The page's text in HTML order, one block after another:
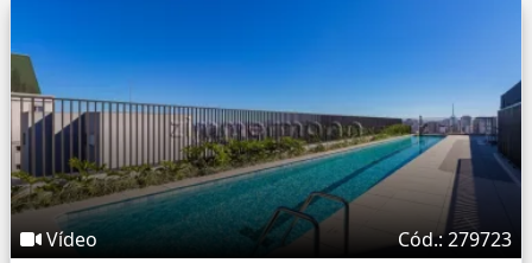
Vídeo Cód.: 279723